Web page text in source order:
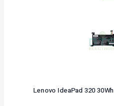
סוללה מקורית למחשב נייד Lenovo IdeaPad 320 30Wh